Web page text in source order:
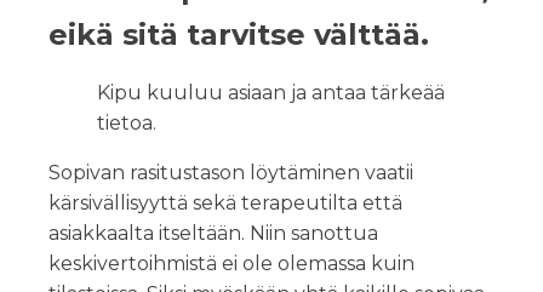
eikä sitä tarvitse välttää.
Kipu kuuluu asiaan ja antaa tärkeää
tietoa.
Sopivan rasitustason löytäminen vaatii
kärsivällisyyttä sekä terapeutilta että
asiakkaalta itseltään. Niin sanottua
keskivertoihmistä ei ole olemassa kuin